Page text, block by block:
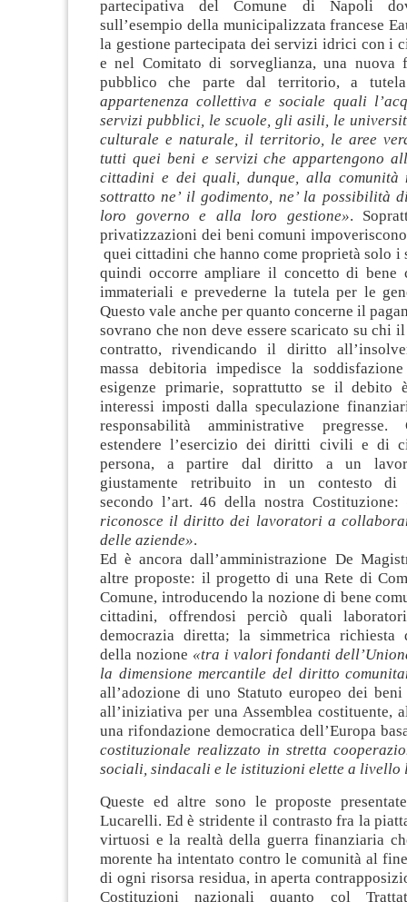
partecipativa del Comune di Napoli
sull’esempio della municipalizzata francese
la gestione partecipata dei servizi idrici con i
e nel Comitato di sorveglianza, una nuova
pubblico che parte dal territorio, a
appartenenza collettiva e sociale quali
servizi pubblici, le scuole, gli asili, le
culturale e naturale, il territorio, le aree
tutti quei beni e servizi che appartengono
cittadini e dei quali, dunque, alla comunità
sottratto ne’ il godimento, ne’ la possibilità
loro governo e alla loro gestione».
privatizzazioni dei beni comuni
quei cittadini che hanno come proprietà solo
quindi occorre ampliare il concetto di bene
immateriali e prevederne la tutela per le
Questo vale anche per quanto concerne il
sovrano che non deve essere scaricato su chi
contratto, rivendicando il diritto
massa debitoria impedisce la
esigenze primarie, soprattutto se il debito
interessi imposti dalla speculazione
responsabilità amministrative pregresse.
estendere l’esercizio dei diritti civili e di
persona, a partire dal diritto a un
giustamente retribuito in un contesto di
secondo l’art. 46 della nostra Costituzione:
riconosce il diritto dei lavoratori a
delle aziende».
Ed è ancora dall’amministrazione De
altre proposte: il progetto di una Rete di
Comune, introducendo la nozione di bene
cittadini, offrendosi perciò quali
democrazia diretta; la simmetrica richiesta
della nozione «tra i valori fondanti
la dimensione mercantile del diritto
all’adozione di uno Statuto europeo dei
all’iniziativa per una Assemblea costituente,
una rifondazione democratica dell’Europa
costituzionale realizzato in stretta
sociali, sindacali e le istituzioni elette a livello
Queste ed altre sono le proposte
Lucarelli. Ed è stridente il contrasto fra la
virtuosi e la realtà della guerra finanziaria
morente ha intentato contro le comunità al
di ogni risorsa residua, in aperta
Costituzioni nazionali quanto col